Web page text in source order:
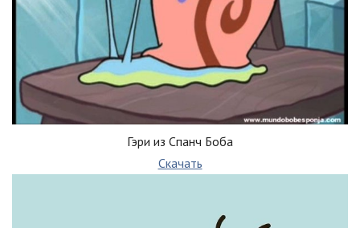
Гэри из Спанч Боба
Скачать